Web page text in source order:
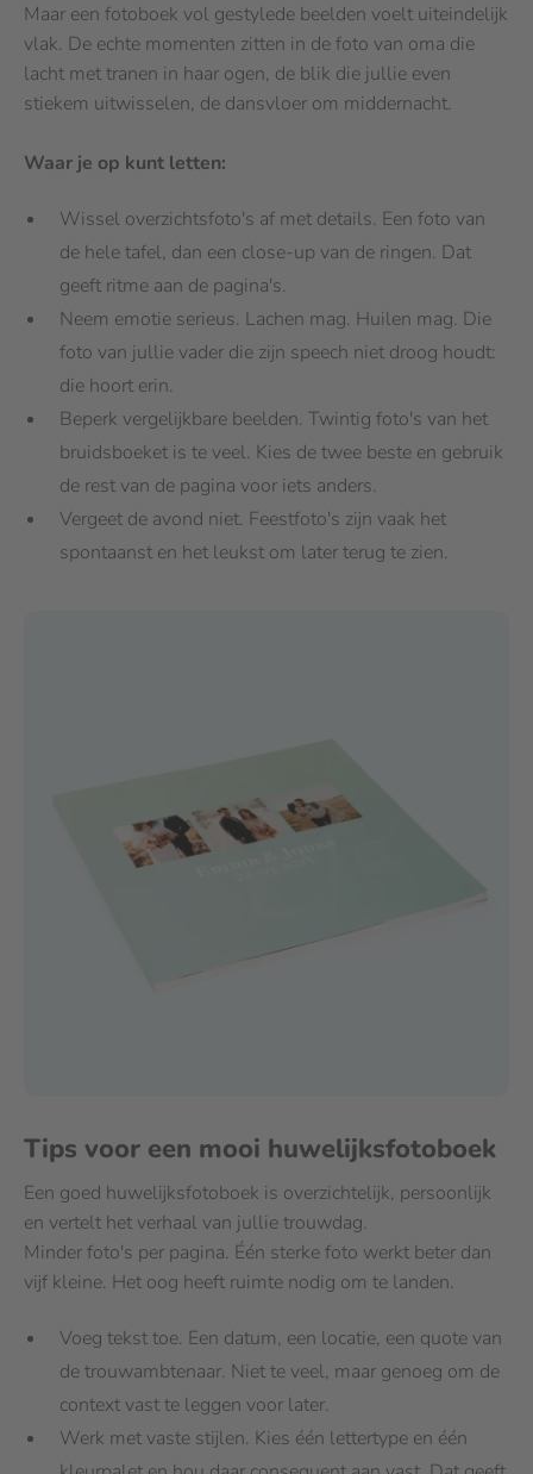
Maar een fotoboek vol gestylede beelden voelt uiteindelijk
vlak. De echte momenten zitten in de foto van oma die
lacht met tranen in haar ogen, de blik die jullie even
stiekem uitwisselen, de dansvloer om middernacht.
Waar je op kunt letten:
Wissel overzichtsfoto's af met details. Een foto van
de hele tafel, dan een close-up van de ringen. Dat
geeft ritme aan de pagina's.
Neem emotie serieus. Lachen mag. Huilen mag. Die
foto van jullie vader die zijn speech niet droog houdt:
die hoort erin.
Beperk vergelijkbare beelden. Twintig foto's van het
bruidsboeket is te veel. Kies de twee beste en gebruik
de rest van de pagina voor iets anders.
Vergeet de avond niet. Feestfoto's zijn vaak het
spontaanst en het leukst om later terug te zien.
Tips voor een mooi huwelijksfotoboek
Een goed huwelijksfotoboek is overzichtelijk, persoonlijk
en vertelt het verhaal van jullie trouwdag.
Minder foto's per pagina. Één sterke foto werkt beter dan
vijf kleine. Het oog heeft ruimte nodig om te landen.
Voeg tekst toe. Een datum, een locatie, een quote van
de trouwambtenaar. Niet te veel, maar genoeg om de
context vast te leggen voor later.
Werk met vaste stijlen. Kies één lettertype en één